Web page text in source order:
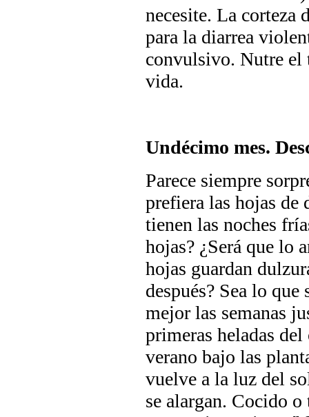
necesite. La corteza
para la diarrea
convulsivo. Nutre el
vida.
Undécimo mes.
Parece siempre
prefiera las hojas de
tienen las noches
hojas? ¿Será que lo
hojas guardan
después? Sea lo que
mejor las semanas
primeras heladas
verano bajo las
vuelve a la luz del
se alargan. Cocido o